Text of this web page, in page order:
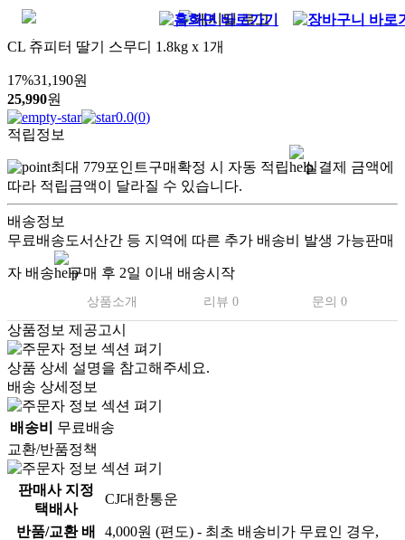
CL 쥬피터 딸기 스무디 1.8kg x 1개
17%31,190원
25,990원
0.0(0)
적립정보
최대 779포인트구매확정 시 자동 적립
실결제 금액에
따라 적립금액이 달라질 수 있습니다.
배송정보
무료배송도서산간 등 지역에 따른 추가 배송비 발생 가능판매
자 배송 구매 후 2일 이내 배송시작
상품소개 리뷰 0 문의 0
상품정보 제공고시
상품 상세 설명을 참고해주세요.
배송 상세정보
배송비
무료배송
교환/반품정책
판매사 지정
택배사
CJ대한통운
반품/교환 배
4,000원 (편도) - 최초 배송비가 무료인 경우,